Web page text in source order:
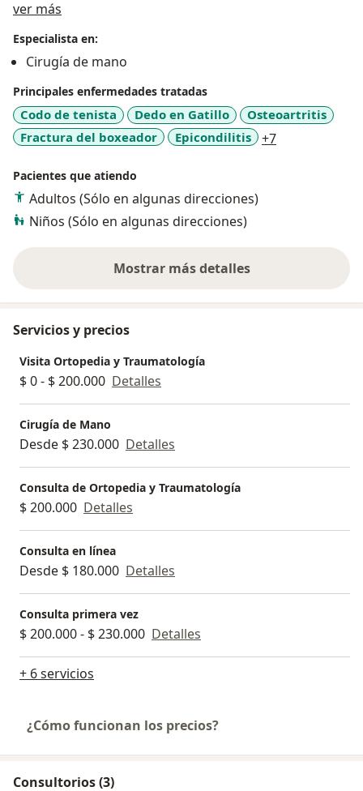
ver más
Especialista en:
Cirugía de mano
Principales enfermedades tratadas
Codo de tenista Dedo en Gatillo
Osteoartritis
Fractura del boxeador
Epicondilitis +7
Pacientes que atiendo
Adultos (Sólo en algunas direcciones)
Niños (Sólo en algunas direcciones)
Mostrar más detalles
sobre la experiencia
Servicios y precios
Visita Ortopedia y Traumatología
$ 0 - $ 200.000 Detalles
Cirugía de Mano
Desde $ 230.000 Detalles
Consulta de Ortopedia y Traumatología
$ 200.000 Detalles
Consulta en línea
Desde $ 180.000 Detalles
Consulta primera vez
$ 200.000 - $ 230.000 Detalles
+ 6 servicios
¿Cómo funcionan los precios?
Consultorios (3)